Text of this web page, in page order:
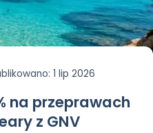
: 1 lip 2026
na przeprawach
z GNV